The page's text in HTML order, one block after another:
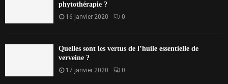
phytothérapie ?
16 janvier 2020 0
Quelles sont les vertus de l’huile essentielle de
verveine ?
17 janvier 2020 0